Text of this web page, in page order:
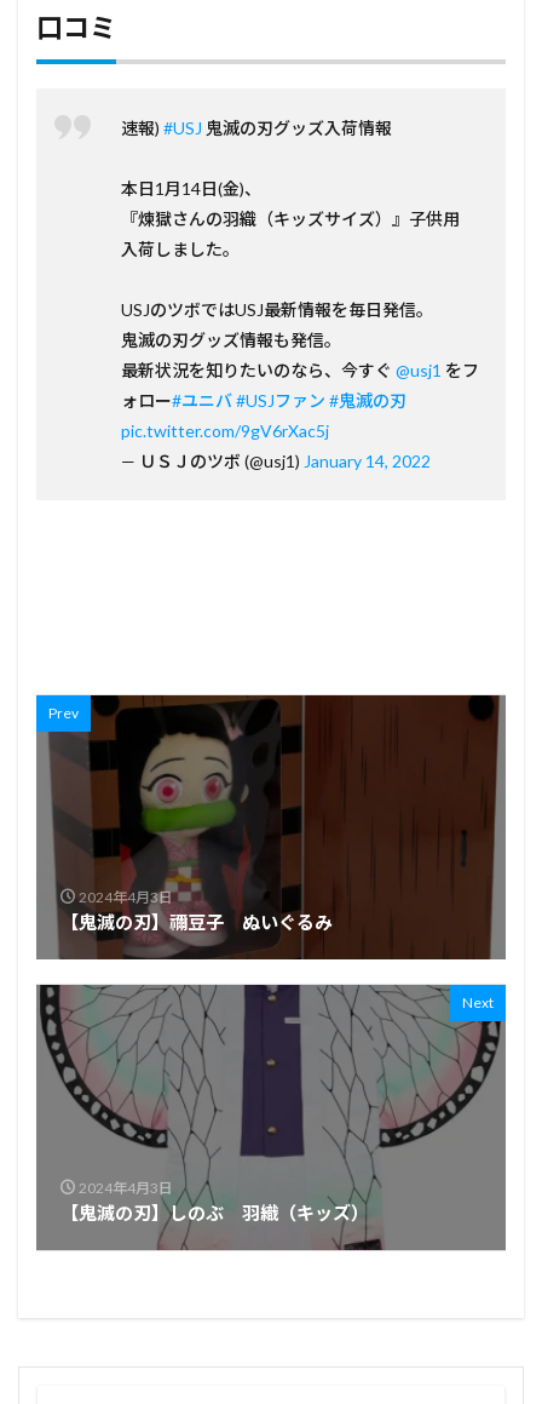
口コミ
速報) #USJ 鬼滅の刃グッズ入荷情報
本日1月14日(金)、
『煉獄さんの羽織（キッズサイズ）』子供用
入荷しました。
USJのツボではUSJ最新情報を毎日発信。
鬼滅の刃グッズ情報も発信。
最新状況を知りたいのなら、今すぐ @usj1 をフ
ォロー#ユニバ#USJファン #鬼滅の刃
pic.twitter.com/9gV6rXac5j
— ＵＳＪのツボ (@usj1) January 14, 2022
Prev
2024年4月3日
【鬼滅の刃】禰豆子 ぬいぐるみ
Next
2024年4月3日
【鬼滅の刃】しのぶ 羽織（キッズ）